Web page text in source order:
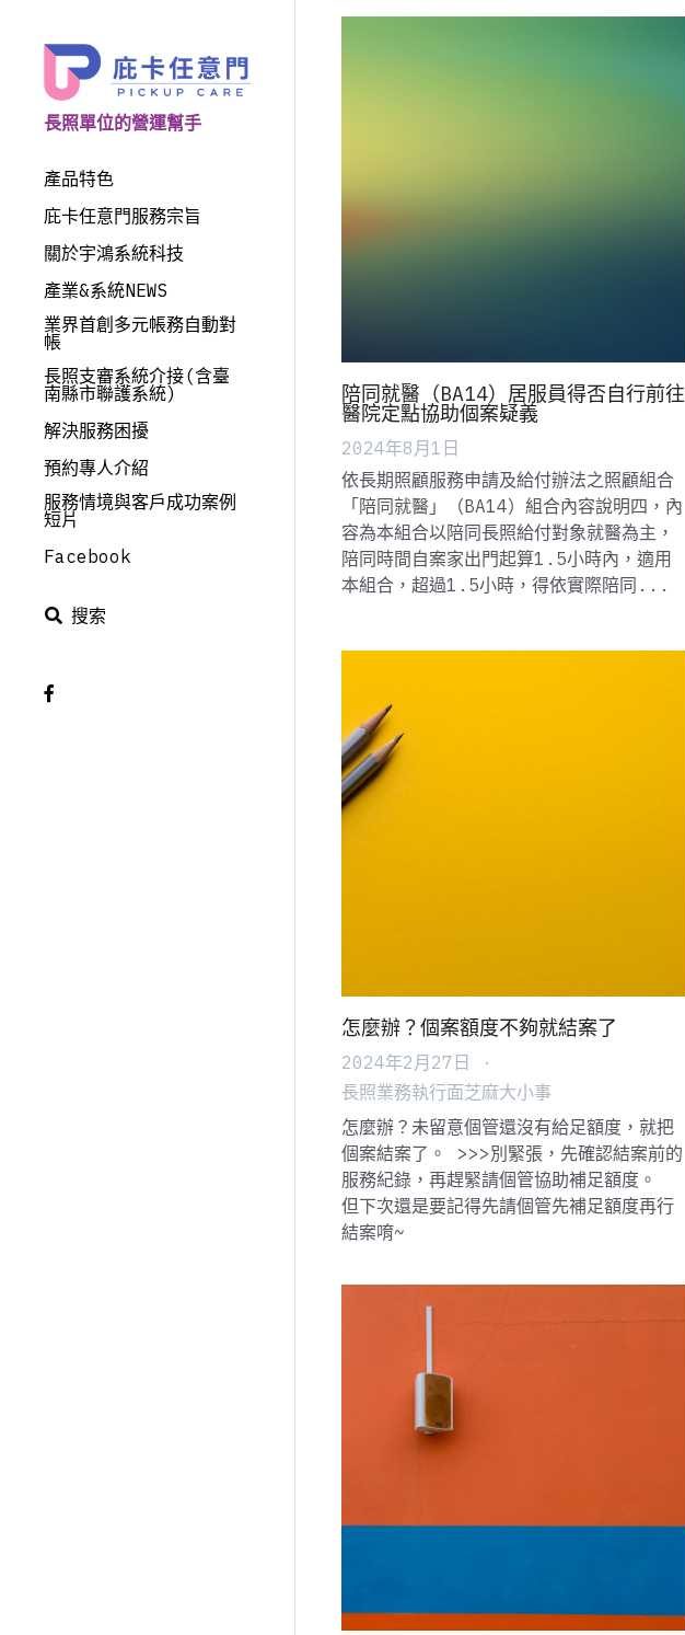
長照單位的營運幫手
產品特色
庇卡任意門服務宗旨
關於宇鴻系統科技
產業&系統NEWS
業界首創多元帳務自動對
帳
長照支審系統介接(含臺
南縣市聯護系統)
解決服務困擾
預約專人介紹
服務情境與客戶成功案例
短片
Facebook
搜索
陪同就醫（BA14）居服員得否自行前往
醫院定點協助個案疑義
2024年8月1日
依長期照顧服務申請及給付辦法之照顧組合
「陪同就醫」（BA14）組合內容說明四，內
容為本組合以陪同長照給付對象就醫為主，
陪同時間自案家出門起算1.5小時內，適用
本組合，超過1.5小時，得依實際陪同...
怎麼辦？個案額度不夠就結案了
2024年2月27日 ·
長照業務執行面芝麻大小事
怎麼辦？未留意個管還沒有給足額度，就把
個案結案了。 >>>別緊張，先確認結案前的
服務紀錄，再趕緊請個管協助補足額度。
但下次還是要記得先請個管先補足額度再行
結案唷~